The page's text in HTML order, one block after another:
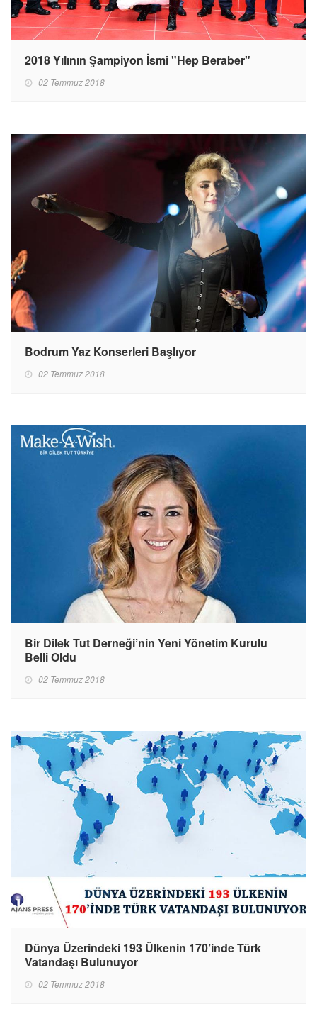
2018 Yılının Şampiyon İsmi "Hep Beraber"
02 Temmuz 2018
Bodrum Yaz Konserleri Başlıyor
02 Temmuz 2018
Bir Dilek Tut Derneği’nin Yeni Yönetim Kurulu
Belli Oldu
02 Temmuz 2018
Dünya Üzerindeki 193 Ülkenin 170’inde Türk
Vatandaşı Bulunuyor
02 Temmuz 2018